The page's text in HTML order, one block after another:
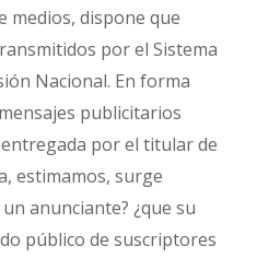
medios, dispone que
por el Sistema
Nacional. En forma
publicitarios
por el titular de
estimamos, surge
anunciante? ¿que su
público de suscriptores